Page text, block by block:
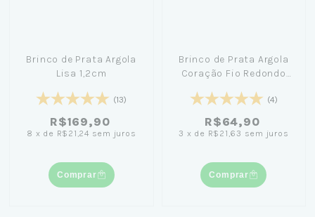
Brinco de Prata Argola
Lisa 1,2cm
(13)
R$169,90
8 x de R$21,24 sem juros
Comprar
Brinco de Prata Argola
Coração Fio Redondo
(4)
R$64,90
3 x de R$21,63 sem juros
Comprar